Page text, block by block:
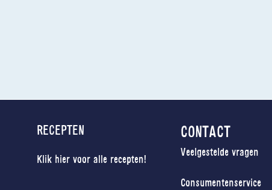
RECEPTEN
Klik hier voor alle recepten!
CONTACT
Veelgestelde vragen
Consumentenservice